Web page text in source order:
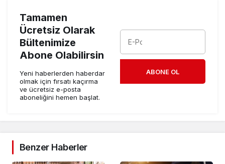
Tamamen
Ücretsiz Olarak
Bültenimize
Abone Olabilirsin
Yeni haberlerden haberdar
olmak için fırsatı kaçırma
ve ücretsiz e-posta
aboneliğini hemen başlat.
ABONE OL
Benzer Haberler